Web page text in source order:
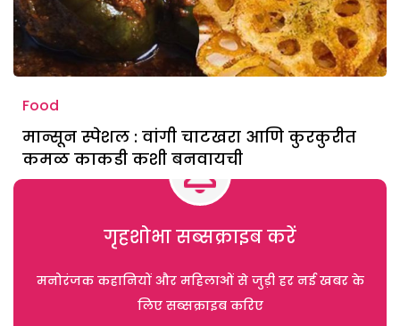
Food
मान्सून स्पेशल : वांगी चाटखरा आणि कुरकुरीत
कमळ काकडी कशी बनवायची
गृहशोभा सब्सक्राइब करें
मनोरंजक कहानियों और महिलाओं से जुड़ी हर नई खबर के
लिए सब्सक्राइब करिए